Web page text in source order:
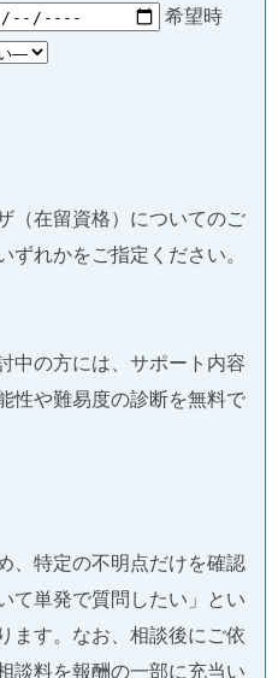
希望時
（在留資格）についてのご
れかをご指定ください。
中の方には、サポート内容
性や難易度の診断を無料で
、特定の不明点だけを確認
て単発で質問したい」とい
ます。なお、相談後にご依
談料を報酬の一部に充当い